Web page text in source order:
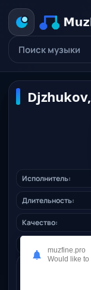
Исполнитель:
Длительность:
Качество:
muzfine.pro
Would like